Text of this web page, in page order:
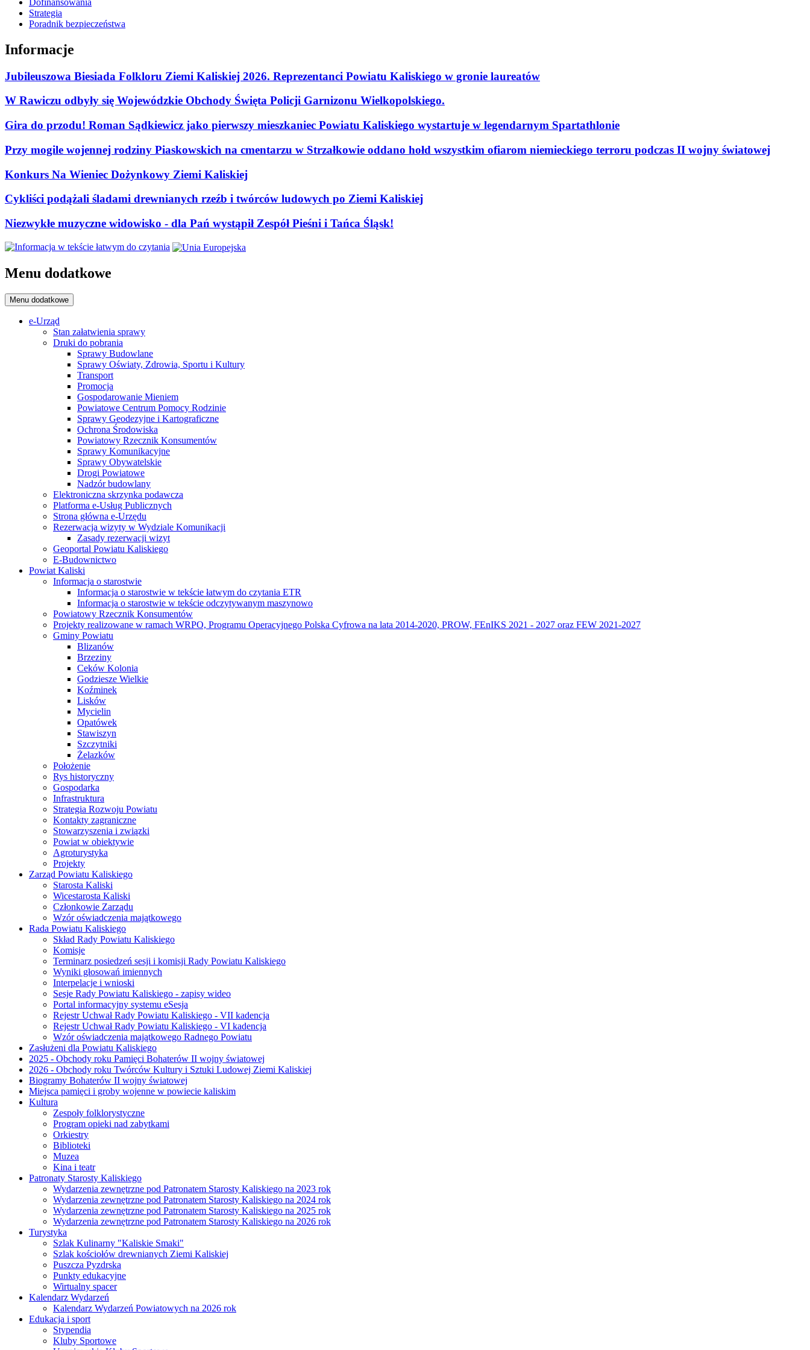
Dofinansowania
Strategia
Poradnik bezpieczeństwa
Informacje
Jubileuszowa Biesiada Folkloru Ziemi Kaliskiej 2026. Reprezentanci Powiatu Kaliskiego w gronie laureatów
W Rawiczu odbyły się Wojewódzkie Obchody Święta Policji Garnizonu Wielkopolskiego.
Gira do przodu! Roman Sądkiewicz jako pierwszy mieszkaniec Powiatu Kaliskiego wystartuje w legendarnym Spartathlonie
Przy mogile wojennej rodziny Piaskowskich na cmentarzu w Strzałkowie oddano hołd wszystkim ofiarom niemieckiego terroru podczas II wojny światowej
Konkurs Na Wieniec Dożynkowy Ziemi Kaliskiej
Cykliści podążali śladami drewnianych rzeźb i twórców ludowych po Ziemi Kaliskiej
Niezwykłe muzyczne widowisko - dla Pań wystąpił Zespół Pieśni i Tańca Śląsk!
Menu dodatkowe
Menu dodatkowe
e-Urząd
Stan załatwienia sprawy
Druki do pobrania
Sprawy Budowlane
Sprawy Oświaty, Zdrowia, Sportu i Kultury
Transport
Promocja
Gospodarowanie Mieniem
Powiatowe Centrum Pomocy Rodzinie
Sprawy Geodezyjne i Kartograficzne
Ochrona Środowiska
Powiatowy Rzecznik Konsumentów
Sprawy Komunikacyjne
Sprawy Obywatelskie
Drogi Powiatowe
Nadzór budowlany
Elektroniczna skrzynka podawcza
Platforma e-Usług Publicznych
Strona główna e-Urzędu
Rezerwacja wizyty w Wydziale Komunikacji
Zasady rezerwacji wizyt
Geoportal Powiatu Kaliskiego
E-Budownictwo
Powiat Kaliski
Informacja o starostwie
Informacja o starostwie w tekście łatwym do czytania ETR
Informacja o starostwie w tekście odczytywanym maszynowo
Powiatowy Rzecznik Konsumentów
Projekty realizowane w ramach WRPO, Programu Operacyjnego Polska Cyfrowa na lata 2014-2020, PROW, FEnIKS 2021 - 2027 oraz FEW 2021-2027
Gminy Powiatu
Blizanów
Brzeziny
Ceków Kolonia
Godziesze Wielkie
Koźminek
Lisków
Mycielin
Opatówek
Stawiszyn
Szczytniki
Żelazków
Położenie
Rys historyczny
Gospodarka
Infrastruktura
Strategia Rozwoju Powiatu
Kontakty zagraniczne
Stowarzyszenia i związki
Powiat w obiektywie
Agroturystyka
Projekty
Zarząd Powiatu Kaliskiego
Starosta Kaliski
Wicestarosta Kaliski
Członkowie Zarządu
Wzór oświadczenia majątkowego
Rada Powiatu Kaliskiego
Skład Rady Powiatu Kaliskiego
Komisje
Terminarz posiedzeń sesji i komisji Rady Powiatu Kaliskiego
Wyniki głosowań imiennych
Interpelacje i wnioski
Sesje Rady Powiatu Kaliskiego - zapisy wideo
Portal informacyjny systemu eSesja
Rejestr Uchwał Rady Powiatu Kaliskiego - VII kadencja
Rejestr Uchwał Rady Powiatu Kaliskiego - VI kadencja
Wzór oświadczenia majątkowego Radnego Powiatu
Zasłużeni dla Powiatu Kaliskiego
2025 - Obchody roku Pamięci Bohaterów II wojny światowej
2026 - Obchody roku Twórców Kultury i Sztuki Ludowej Ziemi Kaliskiej
Biogramy Bohaterów II wojny światowej
Miejsca pamięci i groby wojenne w powiecie kaliskim
Kultura
Zespoły folklorystyczne
Program opieki nad zabytkami
Orkiestry
Biblioteki
Muzea
Kina i teatr
Patronaty Starosty Kaliskiego
Wydarzenia zewnętrzne pod Patronatem Starosty Kaliskiego na 2023 rok
Wydarzenia zewnętrzne pod Patronatem Starosty Kaliskiego na 2024 rok
Wydarzenia zewnętrzne pod Patronatem Starosty Kaliskiego na 2025 rok
Wydarzenia zewnętrzne pod Patronatem Starosty Kaliskiego na 2026 rok
Turystyka
Szlak Kulinarny "Kaliskie Smaki"
Szlak kościołów drewnianych Ziemi Kaliskiej
Puszcza Pyzdrska
Punkty edukacyjne
Wirtualny spacer
Kalendarz Wydarzeń
Kalendarz Wydarzeń Powiatowych na 2026 rok
Edukacja i sport
Stypendia
Kluby Sportowe